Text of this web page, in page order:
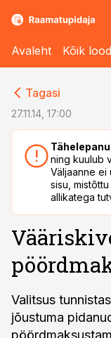
Avaleht Kõik lood
Tagasi
27.11.14, 17:00
ning kuulub
Väljaanne ei
sisu,
allikatega
Valitsus
jõustuma